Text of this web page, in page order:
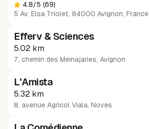
4.8/5 (69)
5 Av. Elsa Triolet, 84000 Avignon, France
Efferv & Sciences
5.02 km
7, chemin des Meinajaries, Avignon
L'Amista
5.32 km
8, avenue Agricol Viala, Noves